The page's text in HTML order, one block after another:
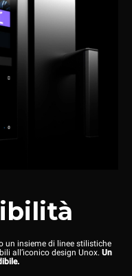
un insieme di linee stilistiche
all’iconico design Unox. Un